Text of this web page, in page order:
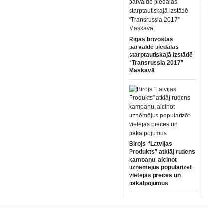
Rīgas brīvostas
pārvalde piedalās
starptautiskajā izstādē
“Transrussia 2017”
Maskavā
Birojs “Latvijas
Produkts” atklāj rudens
kampaņu, aicinot
uzņēmējus popularizēt
vietējās preces un
pakalpojumus